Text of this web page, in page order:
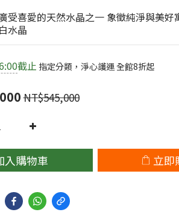
受喜愛的天然水晶之一 象徵純淨與美好
水晶
截止 指定分類，淨心護運 全館8折起
NT$545,000
入購物車 立即